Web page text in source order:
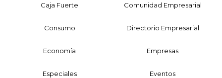
Caja Fuerte Comunidad Empresarial
Consumo Directorio Empresarial
Economía Empresas
Especiales Eventos